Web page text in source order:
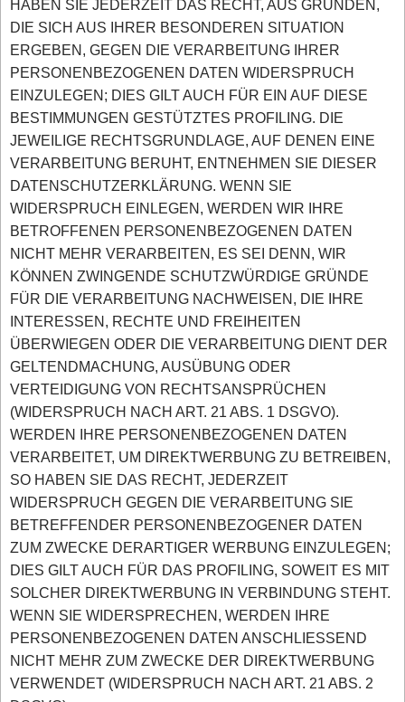
HABEN SIE JEDERZEIT DAS RECHT, AUS GRÜNDEN,
DIE SICH AUS IHRER BESONDEREN SITUATION
ERGEBEN, GEGEN DIE VERARBEITUNG IHRER
PERSONENBEZOGENEN DATEN WIDERSPRUCH
EINZULEGEN; DIES GILT AUCH FÜR EIN AUF DIESE
BESTIMMUNGEN GESTÜTZTES PROFILING. DIE
JEWEILIGE RECHTSGRUNDLAGE, AUF DENEN EINE
VERARBEITUNG BERUHT, ENTNEHMEN SIE DIESER
DATENSCHUTZERKLÄRUNG. WENN SIE
WIDERSPRUCH EINLEGEN, WERDEN WIR IHRE
BETROFFENEN PERSONENBEZOGENEN DATEN
NICHT MEHR VERARBEITEN, ES SEI DENN, WIR
KÖNNEN ZWINGENDE SCHUTZWÜRDIGE GRÜNDE
FÜR DIE VERARBEITUNG NACHWEISEN, DIE IHRE
INTERESSEN, RECHTE UND FREIHEITEN
ÜBERWIEGEN ODER DIE VERARBEITUNG DIENT DER
GELTENDMACHUNG, AUSÜBUNG ODER
VERTEIDIGUNG VON RECHTSANSPRÜCHEN
(WIDERSPRUCH NACH ART. 21 ABS. 1 DSGVO).
WERDEN IHRE PERSONENBEZOGENEN DATEN
VERARBEITET, UM DIREKTWERBUNG ZU BETREIBEN,
SO HABEN SIE DAS RECHT, JEDERZEIT
WIDERSPRUCH GEGEN DIE VERARBEITUNG SIE
BETREFFENDER PERSONENBEZOGENER DATEN
ZUM ZWECKE DERARTIGER WERBUNG EINZULEGEN;
DIES GILT AUCH FÜR DAS PROFILING, SOWEIT ES MIT
SOLCHER DIREKTWERBUNG IN VERBINDUNG STEHT.
WENN SIE WIDERSPRECHEN, WERDEN IHRE
PERSONENBEZOGENEN DATEN ANSCHLIESSEND
NICHT MEHR ZUM ZWECKE DER DIREKTWERBUNG
VERWENDET (WIDERSPRUCH NACH ART. 21 ABS. 2